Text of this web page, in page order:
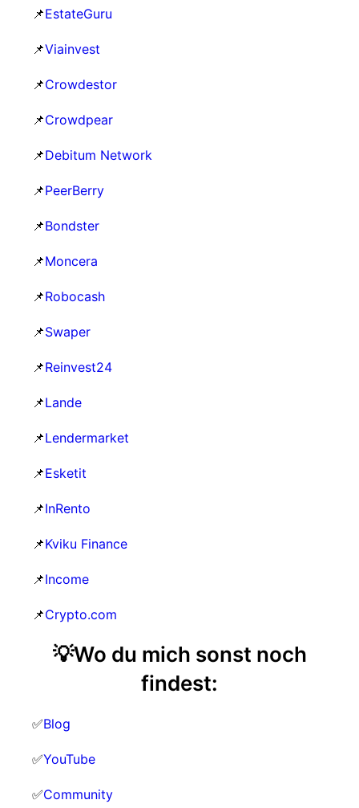
📌EstateGuru
📌Viainvest
📌Crowdestor
📌Crowdpear
📌Debitum Network
📌PeerBerry
📌Bondster
📌Moncera
📌Robocash
📌Swaper
📌Reinvest24
📌Lande
📌Lendermarket
📌Esketit
📌InRento
📌Kviku Finance
📌Income
📌Crypto.com
💡Wo du mich sonst noch
findest:
✅Blog
✅YouTube
✅Community